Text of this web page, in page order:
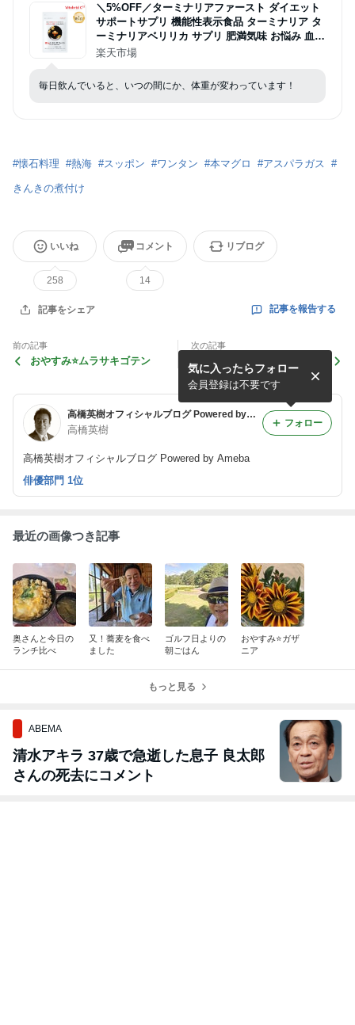
＼5%OFF／ターミナリアファースト ダイエット
サポートサプリ 機能性表示食品 ターミナリア タ
ーミナリアベリリカ サプリ 肥満気味 お悩み 血糖
値 体重 BMI 減らすのを助ける 120粒 1袋 脂肪 炭
る脂肪吸収を抑制
楽天市場
毎日飲んでいると、いつの間にか、体重が変わっています！
#懐石料理 #熱海 #スッポン #ワンタン #本マグロ #アスパラガス #
きんきの煮付け
いいね
258
コメント
14
リブログ
記事をシェア 記事を報告する
前の記事
おやすみ⭐ムラサキゴテン
次の記事
おやつはラウンジにて
高橋英樹オフィシャルブログ Powered by Ameba
高橋英樹
高橋英樹オフィシャルブログ Powered by Ameba
気に入ったらフォロー
会員登録は不要です
フォロー
俳優部門 1位
最近の画像つき記事
奥さんと今日の
ランチ比べ
又！蕎麦を食べ
ました
ゴルフ日よりの
朝ごはん
おやすみ⭐ガザ
ニア
もっと見る
ABEMA
清水アキラ 37歳で急逝した息子 良太郎
さんの死去にコメント